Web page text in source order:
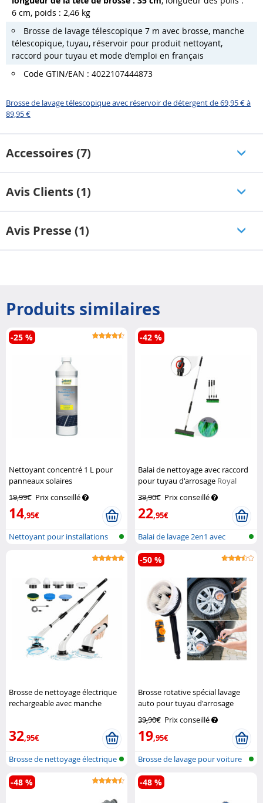
6 cm, poids : 2,46 kg
Brosse de lavage télescopique 7 m avec brosse, manche
télescopique, tuyau, réservoir pour produit nettoyant,
raccord pour tuyau et mode d’emploi en français
Code GTIN/EAN : 4022107444873
Brosse de lavage télescopique avec réservoir de détergent de 69,95 € à
89,95 €
Accessoires (7)
Avis Clients (1)
Avis Presse (1)
Produits similaires
Nettoyant concentré 1 L pour
panneaux solaires
AtomiClean
19,99€ Prix conseillé
14,95€
-25 %
Nettoyant pour installations
Balai de nettoyage avec raccord
pour tuyau d'arrosage Royal
39,90€ Prix conseillé
22,95€
-42 %
Balai de lavage 2en1 avec
raccord d...
Brosse de nettoyage électrique
rechargeable avec manche
32,95€
Brosse de nettoyage électrique
rech...
Brosse rotative spécial lavage
auto pour tuyau d'arrosage
39,90€ Prix conseillé
19,95€
-50 %
Brosse de lavage pour voiture
avec...
-48 % -48 %